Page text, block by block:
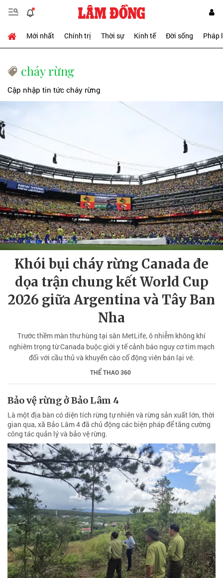
Mới nhất Chính trị Thời sự Kinh tế Đời sống Pháp
cháy rừng
Cập nhập tin tức cháy rừng
Khói bụi cháy rừng Canada đe
dọa trận chung kết World Cup
2026 giữa Argentina và Tây Ban
Nha
Trước thềm màn thư hùng tại sân MetLife, ô nhiễm không khí
nghiêm trọng từ Canada buộc giới y tế cảnh báo nguy cơ tim mạch
đối với cầu thủ và khuyến cáo cổ động viên bán lại vé.
THỂ THAO 360
Bảo vệ rừng ở Bảo Lâm 4
Là một địa bàn có diện tích rừng tự nhiên và rừng sản xuất lớn, thời
gian qua, xã Bảo Lâm 4 đã chủ động các biện pháp để tăng cường
công tác quản lý và bảo vệ rừng.